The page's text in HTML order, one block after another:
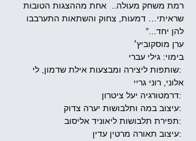
רמת משחק מעולה..  אחת מההצגות הטובות
שראיתי… דמעות, צחוק והשתאות התערבבו
להן יחד...”
ערן מוסקוביץ׳
בימוי: גילי עברי
:שותפות ליצירה ומבצעות אילת שדמון, לי
אלוני, רוני גריי
:דרמטורגיה יעל ציטרון
:עיצוב במה ותלבושות יערה צדוק
:תפירת תלבושות ליאוניד אליסוב
:עיצוב תאורה מרטין עדין ​